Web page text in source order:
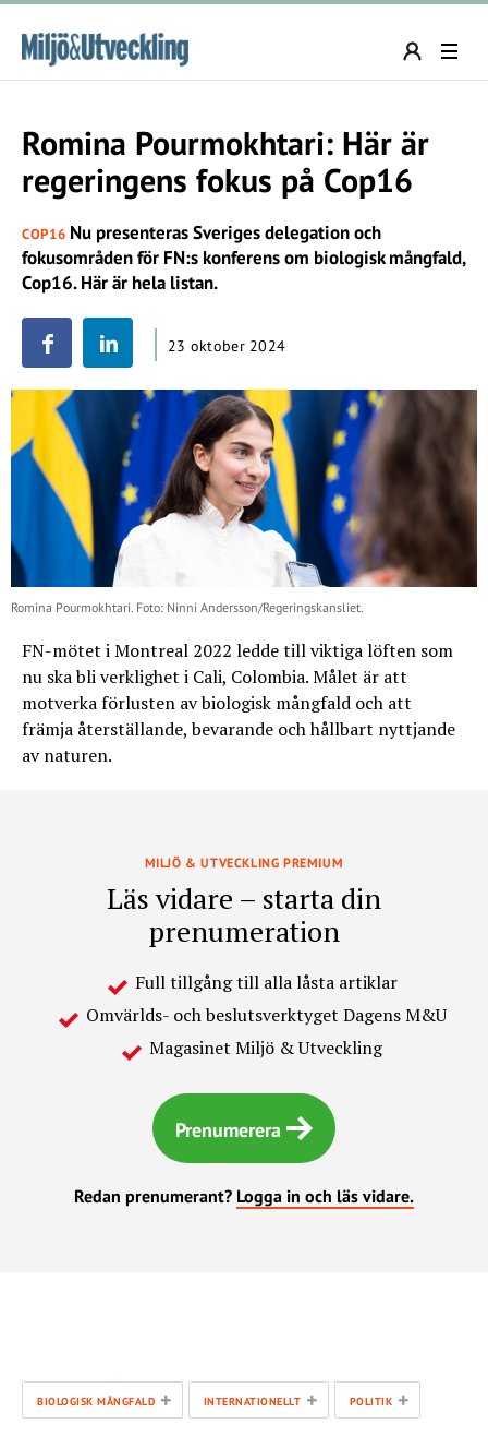
Romina Pourmokhtari: Här är
regeringens fokus på Cop16
COP16 Nu presenteras Sveriges delegation och
fokusområden för FN:s konferens om biologisk mångfald,
Cop16. Här är hela listan.
23 oktober 2024
Romina Pourmokhtari. Foto: Ninni Andersson/Regeringskansliet.
FN-mötet i Montreal 2022 ledde till viktiga löften som
nu ska bli verklighet i Cali, Colombia. Målet är att
motverka förlusten av biologisk mångfald och att
främja återställande, bevarande och hållbart nyttjande
av naturen.
MILJÖ & UTVECKLING PREMIUM
Läs vidare – starta din
prenumeration
Full tillgång till alla låsta artiklar
Omvärlds- och beslutsverktyget Dagens M&U
Magasinet Miljö & Utveckling
Prenumerera
Redan prenumerant? Logga in och läs vidare.
BIOLOGISK MÅNGFALD + INTERNATIONELLT + POLITIK +